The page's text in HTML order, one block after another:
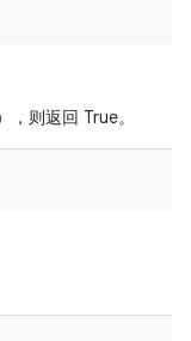
则返回 True。